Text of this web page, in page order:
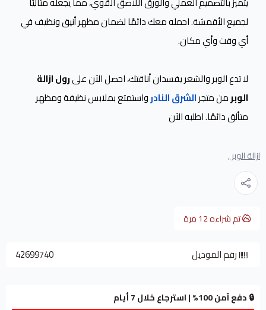
لجميع الأقمشة. احمله معك دائمًا لضمان مظهر أنيق ونظيف في
أي وقت وأي مكان.
لا تدع الوبر والشعر يفسدان أناقتك، احصل الآن علىرول ازالة
الوبرمن متجرالشرق النادرواستمتع بملابس نظيفة ومظهر
متألق دائمًا. اطلبه الآن
ازالة الوبر ,
تم شراءه12مرة
رقم الموديل 42699740
🔒 دفع آمن 100% | استرجاع خلال 7 أيام